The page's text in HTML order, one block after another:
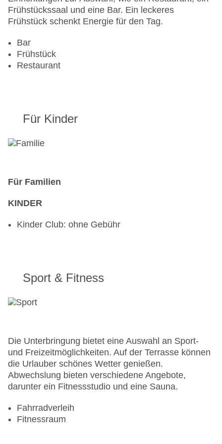
Frühstückssaal und eine Bar. Ein leckeres
Frühstück schenkt Energie für den Tag.
Bar
Frühstück
Restaurant
Für Kinder
Für Familien
KINDER
Kinder Club: ohne Gebühr
Sport & Fitness
Die Unterbringung bietet eine Auswahl an Sport-
und Freizeitmöglichkeiten. Auf der Terrasse können
die Urlauber schönes Wetter genießen.
Abwechslung bieten verschiedene Angebote,
darunter ein Fitnessstudio und eine Sauna.
Fahrradverleih
Fitnessraum